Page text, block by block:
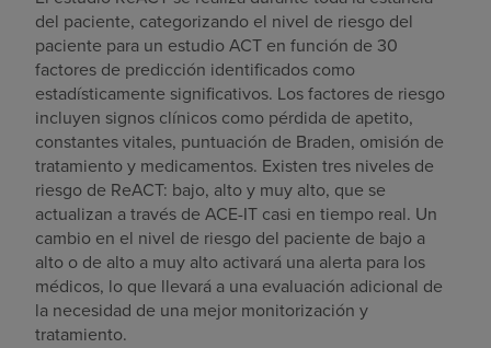
del paciente, categorizando el nivel de riesgo del
paciente para un estudio ACT en función de 30
factores de predicción identificados como
estadísticamente significativos. Los factores de riesgo
incluyen signos clínicos como pérdida de apetito,
constantes vitales, puntuación de Braden, omisión de
tratamiento y medicamentos. Existen tres niveles de
riesgo de ReACT: bajo, alto y muy alto, que se
actualizan a través de ACE-IT casi en tiempo real. Un
cambio en el nivel de riesgo del paciente de bajo a
alto o de alto a muy alto activará una alerta para los
médicos, lo que llevará a una evaluación adicional de
la necesidad de una mejor monitorización y
tratamiento.